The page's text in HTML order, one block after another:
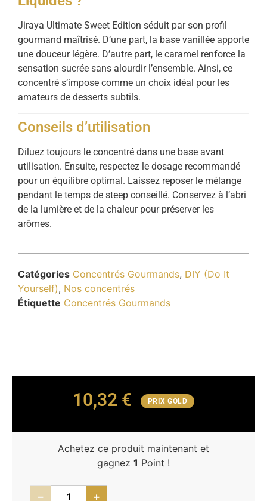
Jiraya Ultimate Sweet Edition séduit par son profil
gourmand maîtrisé. D’une part, la base vanillée apporte
une douceur légère. D’autre part, le caramel renforce la
sensation sucrée sans alourdir l’ensemble. Ainsi, ce
concentré s’impose comme un choix idéal pour les
amateurs de desserts subtils.
Conseils d’utilisation
Diluez toujours le concentré dans une base avant
utilisation. Ensuite, respectez le dosage recommandé
pour un équilibre optimal. Laissez reposer le mélange
pendant le temps de steep conseillé. Conservez à l’abri
de la lumière et de la chaleur pour préserver les
arômes.
Catégories Concentrés Gourmands, DIY (Do It
Yourself), Nos concentrés
Étiquette Concentrés Gourmands
10,32 € PRIX GOLD
Achetez ce produit maintenant et
gagnez 1 Point !
− +